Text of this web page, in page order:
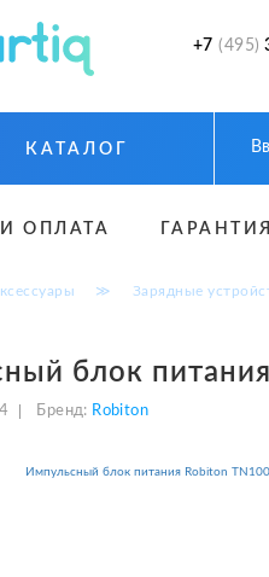
+7 (495)
КАТАЛОГ
ОПЛАТА
≫ Зарядные
блок
Бренд: Robiton